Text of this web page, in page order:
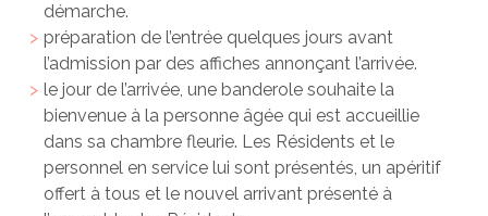
démarche.
préparation de l’entrée quelques jours avant
l’admission par des affiches annonçant l’arrivée.
le jour de l’arrivée, une banderole souhaite la
bienvenue à la personne âgée qui est accueillie
dans sa chambre fleurie. Les Résidents et le
personnel en service lui sont présentés, un apéritif
offert à tous et le nouvel arrivant présenté à